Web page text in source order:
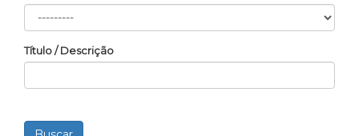
Título / Descrição